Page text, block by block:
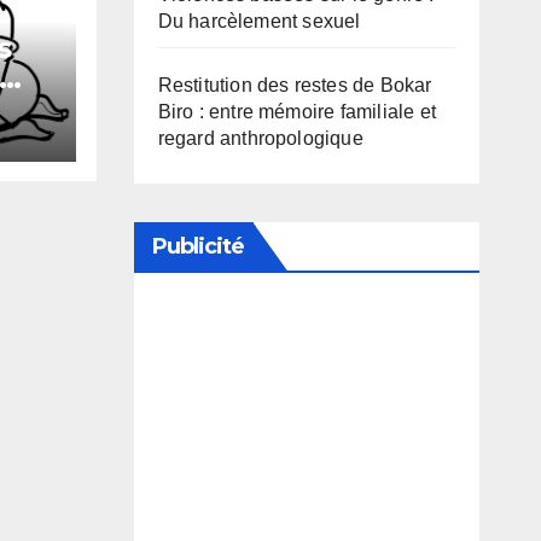
Du harcèlement sexuel
Restitution des restes de Bokar
Biro : entre mémoire familiale et
regard anthropologique
Publicité